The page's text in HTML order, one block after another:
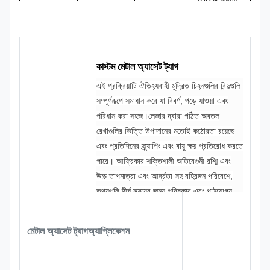
কাস্টম মেটাল অ্যাসেট ট্যাগ
এই প্রক্রিয়াটি ঐতিহ্যবাহী মুদ্রিত চিহ্নগুলির বিন্দুগুলি
সম্পূর্ণরূপে সমাধান করে যা বিবর্ণ, পড়ে যাওয়া এবং
পরিধান করা সহজ।লেজার দ্বারা গঠিত অবতল
রেখাগুলির ভিত্তি উপাদানের মতোই কঠোরতা রয়েছে
এবং প্রতিদিনের স্ক্র্যাপিং এবং বায়ু ক্ষয় প্রতিরোধ করতে
পারে। আফ্রিকার শক্তিশালী অতিবেগুনী রশ্মি এবং
উচ্চ তাপমাত্রা এবং আর্দ্রতা সহ বহিরঙ্গন পরিবেশে,
তথ্যগুলি দীর্ঘ সময়ের জন্য পরিষ্কার এবং পাঠযোগ্য
চমৎকার রাসায়নিক প্রতিরোধ ক্ষমতা রয়েছে, বৃষ্টির
মেটাল অ্যাসেট ট্যাগঅ্যাপ্লিকেশন